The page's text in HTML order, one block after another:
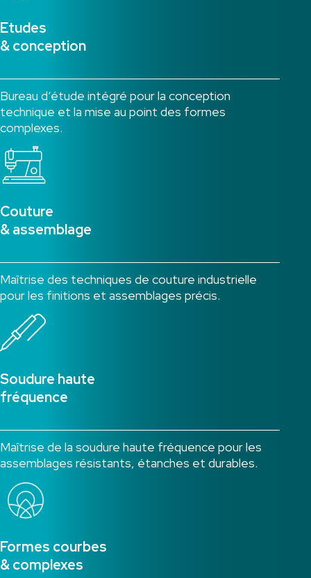
Etudes
& conception
Bureau d’étude intégré pour la conception
technique et la mise au point des formes
complexes.
Couture
& assemblage
Maîtrise des techniques de couture industrielle
pour les finitions et assemblages précis.
Soudure haute
fréquence
Maîtrise de la soudure haute fréquence pour les
assemblages résistants, étanches et durables.
Formes courbes
& complexes